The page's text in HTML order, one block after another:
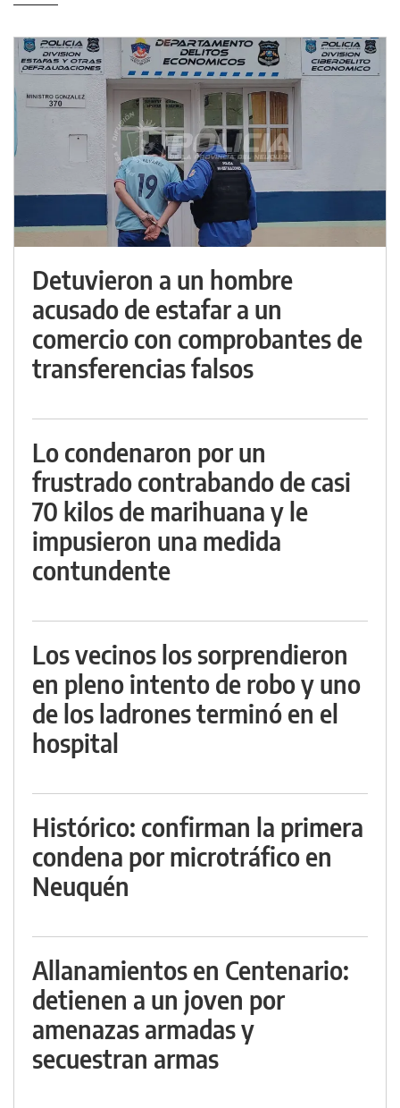
Detuvieron a un hombre
acusado de estafar a un
comercio con comprobantes de
transferencias falsos
Lo condenaron por un
frustrado contrabando de casi
70 kilos de marihuana y le
impusieron una medida
contundente
Los vecinos los sorprendieron
en pleno intento de robo y uno
de los ladrones terminó en el
hospital
Histórico: confirman la primera
condena por microtráfico en
Neuquén
Allanamientos en Centenario:
detienen a un joven por
amenazas armadas y
secuestran armas